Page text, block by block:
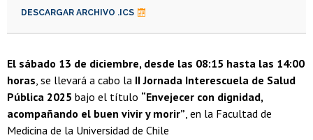
DESCARGAR ARCHIVO .ICS
El sábado 13 de diciembre, desde las 08:15 hasta las 14:00
horas, se llevará a cabo la II Jornada Interescuela de Salud
Pública 2025 bajo el título “Envejecer con dignidad,
acompañando el buen vivir y morir”, en la Facultad de
Medicina de la Universidad de Chile